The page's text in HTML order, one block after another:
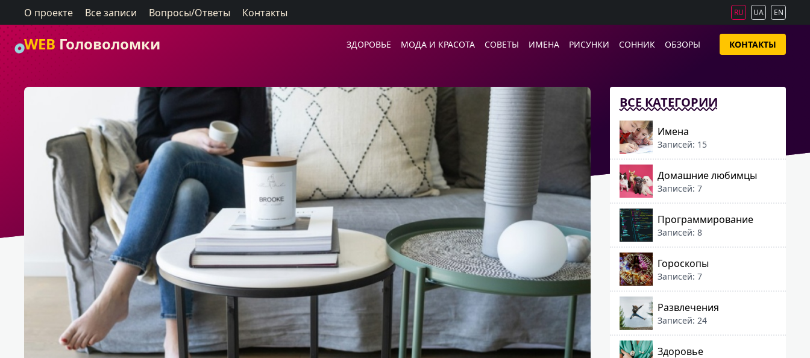
О проекте Все записи Вопросы/Ответы Контакты RU UA EN
WEB Головоломки ЗДОРОВЬЕ МОДА И КРАСОТА СОВЕТЫ ИМЕНА РИСУНКИ СОННИК ОБЗОРЫ КОНТАКТЫ
ВСЕ КАТЕГОРИИ
Имена
Записей: 15
Домашние любимцы
Записей: 7
Программирование
Записей: 8
Гороскопы
Записей: 7
Развлечения
Записей: 24
Здоровье